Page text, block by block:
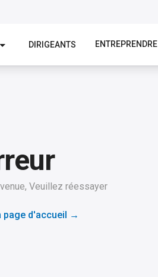
DIRIGEANTS ENTREPRENDRE
Veuillez réessayer
page d'accueil →